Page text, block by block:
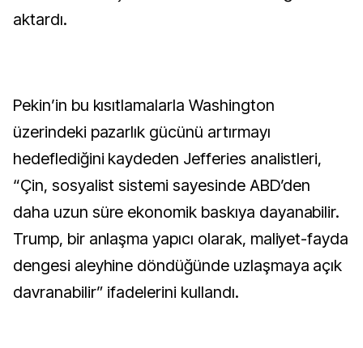
aktardı.
Pekin’in bu kısıtlamalarla Washington
üzerindeki pazarlık gücünü artırmayı
hedeflediğini kaydeden Jefferies analistleri,
“Çin, sosyalist sistemi sayesinde ABD’den
daha uzun süre ekonomik baskıya dayanabilir.
Trump, bir anlaşma yapıcı olarak, maliyet-fayda
dengesi aleyhine döndüğünde uzlaşmaya açık
davranabilir” ifadelerini kullandı.